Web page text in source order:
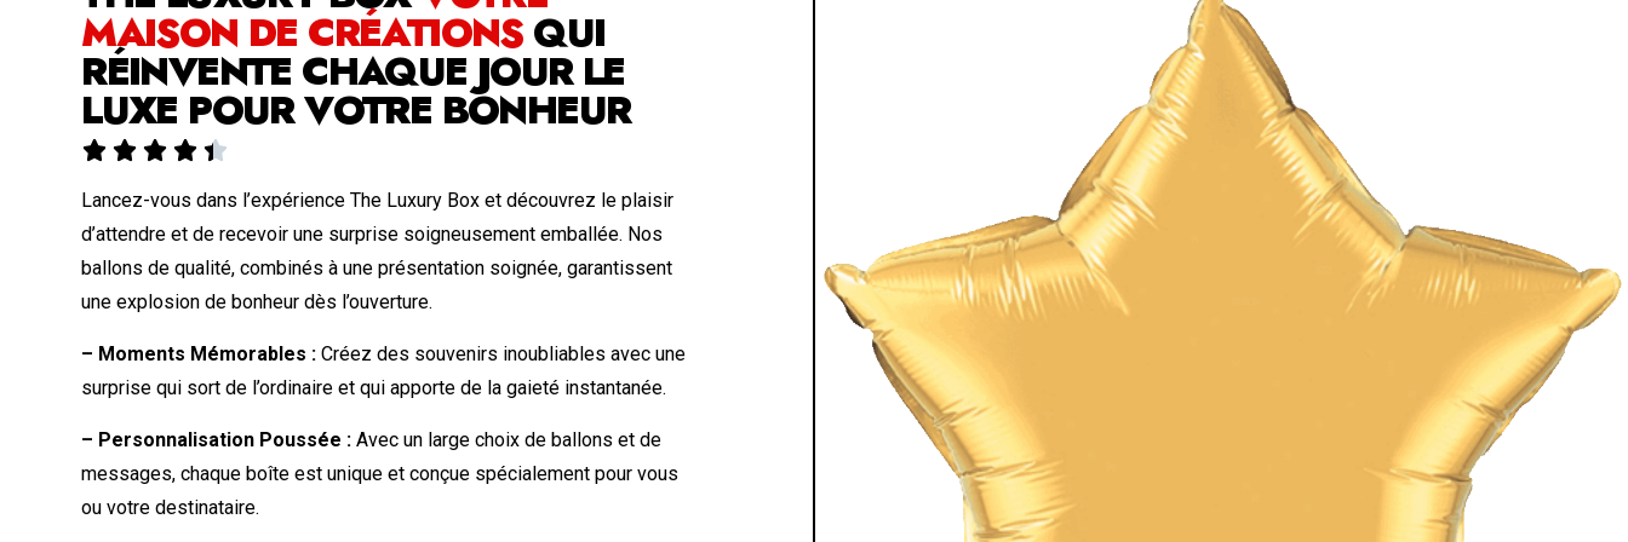
MAISON DE CRÉATIONSQUI
RÉINVENTE CHAQUE JOUR LE
LUXE POUR VOTRE BONHEUR
    
Lancez-vous dans l’expérience The Luxury Box et découvrez le plaisir
d’attendre et de recevoir une surprise soigneusement emballée. Nos
ballons de qualité, combinés à une présentation soignée, garantissent
une explosion de bonheur dès l’ouverture.
– Moments Mémorables : Créez des souvenirs inoubliables avec une
surprise qui sort de l’ordinaire et qui apporte de la gaieté instantanée.
– Personnalisation Poussée : Avec un large choix de ballons et de
messages, chaque boîte est unique et conçue spécialement pour vous
ou votre destinataire.